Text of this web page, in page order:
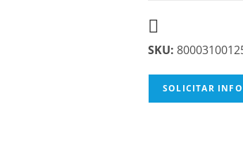
SKU:
SOLICITAR